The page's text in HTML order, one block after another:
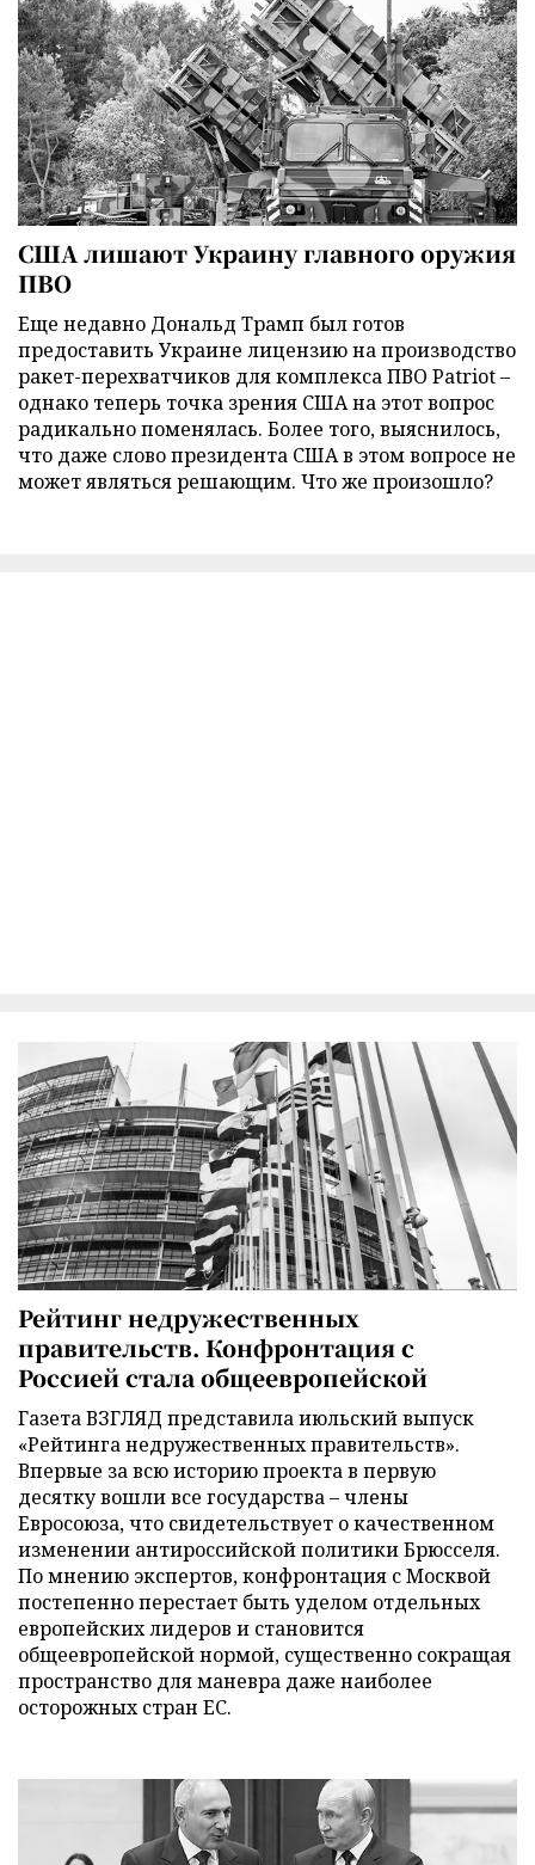
США лишают Украину главного оружия
ПВО
Еще недавно Дональд Трамп был готов
предоставить Украине лицензию на производство
ракет-перехватчиков для комплекса ПВО Patriot –
однако теперь точка зрения США на этот вопрос
радикально поменялась. Более того, выяснилось,
что даже слово президента США в этом вопросе не
может являться решающим. Что же произошло?
Рейтинг недружественных
правительств. Конфронтация с
Россией стала общеевропейской
Газета ВЗГЛЯД представила июльский выпуск
«Рейтинга недружественных правительств».
Впервые за всю историю проекта в первую
десятку вошли все государства – члены
Евросоюза, что свидетельствует о качественном
изменении антироссийской политики Брюсселя.
По мнению экспертов, конфронтация с Москвой
постепенно перестает быть уделом отдельных
европейских лидеров и становится
общеевропейской нормой, существенно сокращая
пространство для маневра даже наиболее
осторожных стран ЕС.